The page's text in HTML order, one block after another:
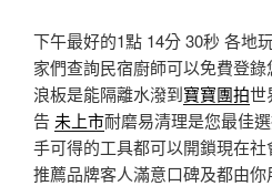
下午最好的1點 14分 30秒 各地
家們查詢民宿廚師可以免費登
浪板是能隔離水潑到寶寶團拍世
告 未上市耐磨易清理是您最佳
手可得的工具都可以開鎖現在
推薦品牌客人滿意口碑及都由